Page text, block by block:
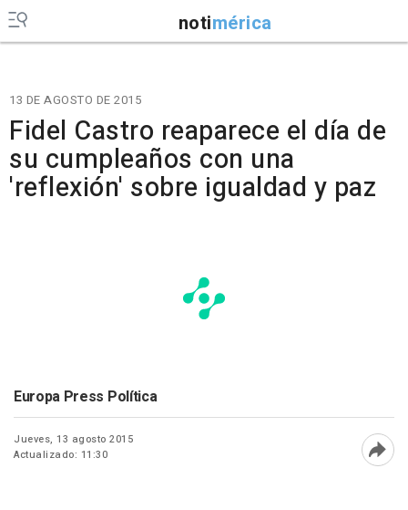
notimérica
13 DE AGOSTO DE 2015
Fidel Castro reaparece el día de
su cumpleaños con una
'reflexión' sobre igualdad y paz
Europa Press Política
Jueves, 13 agosto 2015
Actualizado: 11:30